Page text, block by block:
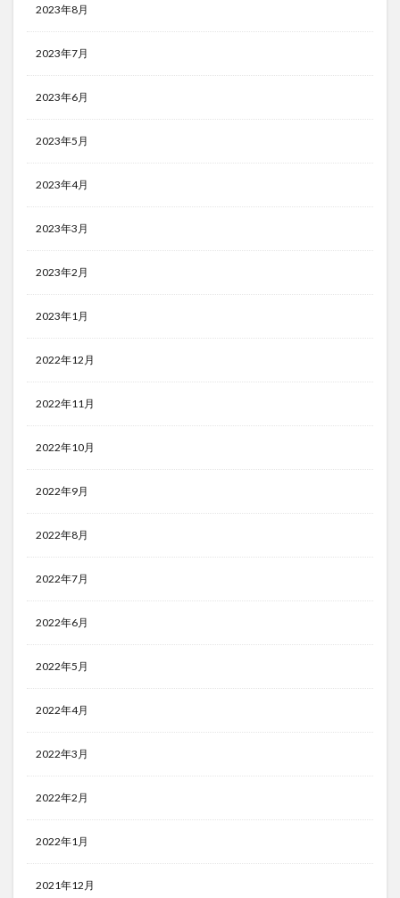
2023年8月
2023年7月
2023年6月
2023年5月
2023年4月
2023年3月
2023年2月
2023年1月
2022年12月
2022年11月
2022年10月
2022年9月
2022年8月
2022年7月
2022年6月
2022年5月
2022年4月
2022年3月
2022年2月
2022年1月
2021年12月